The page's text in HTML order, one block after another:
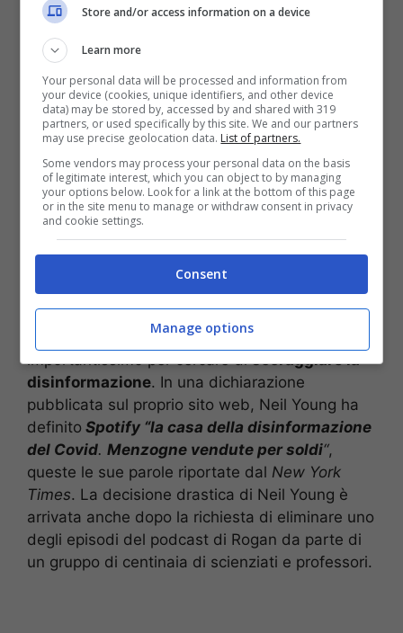
Neil Young ha ormai deciso:
provvedere alla cancellazione dei podcast di
Joe Rogan oppure avrebbe dovuto rimuovere le
sue canzoni. I vertici della piattaforma hanno
deciso:Spotifyha infatti dichiarato di aver
iniziato a rimuovere la musica del cantante
Due giorni prima era stata pubblicata una
lettera firmata dal cantante che chiedeva di
scegliere tra lui e Joe Rogan.
WhatsApp, novità
assoluta per gli audio: cosa cambierà a breve
Quello di Young è ovviamente un gesto
importantissimo per cercare discoraggiare la
disinformazione. In una dichiarazione
pubblicata sul proprio sito web, Neil Young ha
definito Spotify “la casa della disinformazione
del Covid. Menzogne ​​vendute per soldi“,
queste le sue parole riportate dal New York
Times. La decisione drastica di Neil Young è
arrivata anche dopo la richiesta di eliminare uno
degli episodi del podcast di Rogan da parte di
un gruppo di centinaia di scienziati e professori.
Store and/or access information on a device
Learn more
Your personal data will be processed and information from
your device (cookies, unique identifiers, and other device
data) may be stored by, accessed by and shared with 319
partners, or used specifically by this site. We and our partners
may use precise geolocation data. List of partners.
Some vendors may process your personal data on the basis
of legitimate interest, which you can object to by managing
your options below. Look for a link at the bottom of this page
or in the site menu to manage or withdraw consent in privacy
and cookie settings.
Consent
Manage options